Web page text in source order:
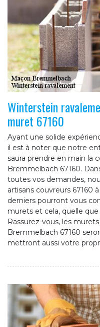
Winterstein
muret 67160
Ayant une solide
il est à noter que notre
saura prendre en main la
Bremmelbach 67160.
toutes vos demandes,
artisans couvreurs 67160
derniers pourront vous
murets et cela, quelle
Rassurez-vous, les
Bremmelbach 67160
mettront aussi votre